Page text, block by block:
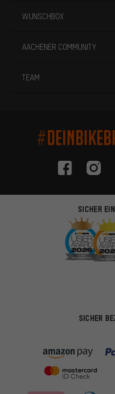
WUNSCHBOX
AACHENER COMMUNITY
TEAM
SICHER
SICHER